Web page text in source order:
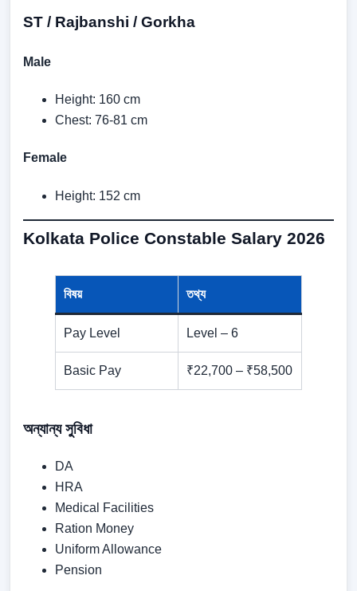
ST / Rajbanshi / Gorkha
Male
Height: 160 cm
Chest: 76-81 cm
Female
Height: 152 cm
Kolkata Police Constable Salary 2026
বিষয় তথ্য
Pay Level Level – 6
Basic Pay ₹22,700 – ₹58,500
অন্যান্য সুবিধা
DA
HRA
Medical Facilities
Ration Money
Uniform Allowance
Pension